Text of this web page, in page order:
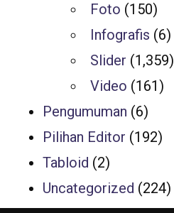
Foto (150)
Infografis (6)
Slider (1,359)
Video (161)
Pengumuman (6)
Pilihan Editor (192)
Tabloid (2)
Uncategorized (224)